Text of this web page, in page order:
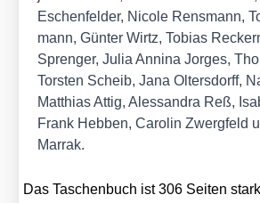
Eschen­fel­der, Nico­le Rens­mann,
mann, Gün­ter Wirtz, Tobi­as
Spren­ger, Julia Anni­na Jor­ges,
Tors­ten Scheib, Jana Olters­dorff,
Mat­thi­as Attig, Ales­san­dra Reß,
Frank Heb­ben, Caro­lin Zwerg­feld
Mar­rak.
Das Taschen­buch ist 306 Sei­ten